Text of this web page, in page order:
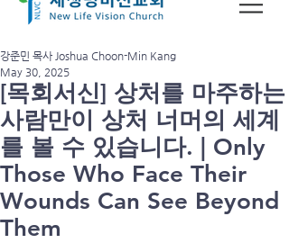
[목회서신] 상처를 마주하는
사람만이 상처 너머의 세계
를 볼 수 있습니다. | Only
Those Who Face Their
Wounds Can See Beyond
Them
강준민 목사 Joshua Choon-Min Kang
May 30, 2025